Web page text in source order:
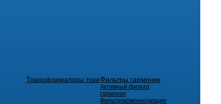
Трансформаторы токаФильтры гармоник
Активный фильтр
гармоник
Фильтрокомпенсующие